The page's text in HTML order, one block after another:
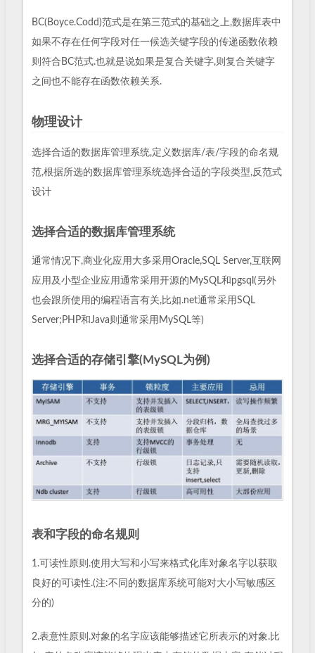
BC(Boyce.Codd)范式是在第三范式的基础之上,数据库表中
如果不存在任何字段对任一候选关键字段的传递函数依赖
则符合BC范式.也就是说如果是复合关键字,则复合关键字
之间也不能存在函数依赖关系.
物理设计
选择合适的数据库管理系统,定义数据库/表/字段的命名规
范,根据所选的数据库管理系统选择合适的字段类型,反范式
设计
选择合适的数据库管理系统
通常情况下,商业化应用大多采用Oracle,SQL Server,互联网
应用及小型企业应用通常采用开源的MySQL和pgsql(另外
也会跟所使用的编程语言有关,比如.net通常采用SQL
Server;PHP和Java则通常采用MySQL等)
选择合适的存储引擎(MySQL为例)
表和字段的命名规则
1.可读性原则.使用大写和小写来格式化库对象名字以获取
良好的可读性.(注:不同的数据库系统可能对大小写敏感区
分的)
2.表意性原则.对象的名字应该能够描述它所表示的对象.比